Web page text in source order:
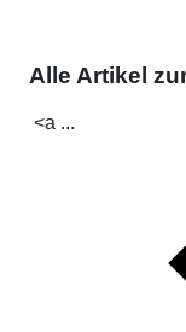
Alle Artikel
<a ...